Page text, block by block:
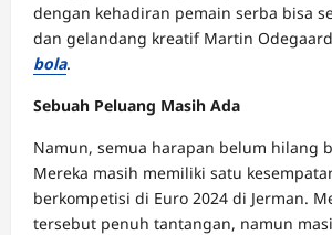
dengan kehadiran pemain serba bisa
dan gelandang kreatif Martin
bola.
Sebuah Peluang Masih Ada
Namun, semua harapan belum hilang
Mereka masih memiliki satu
berkompetisi di Euro 2024 di Jerman.
tersebut penuh tantangan, namun